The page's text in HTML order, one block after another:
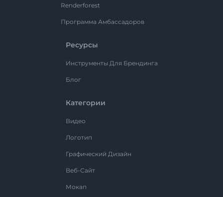
Renderforest
Программа Амбассадоров
Ресурсы
Инструменты Для Брендинга
Блог
Категории
Видео
Логотип
Графический Дизайн
Веб-Сайт
Мокап